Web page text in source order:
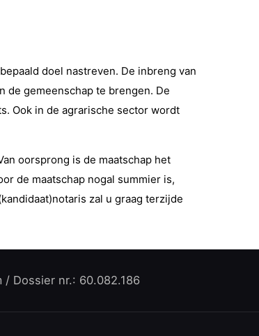
doel nastreven. De inbreng van
de gemeenschap te brengen. De
Ook in de agrarische sector wordt
oorsprong is de maatschap het
de maatschap nogal summier is,
zal u graag terzijde
/ Dossier nr.: 60.082.186